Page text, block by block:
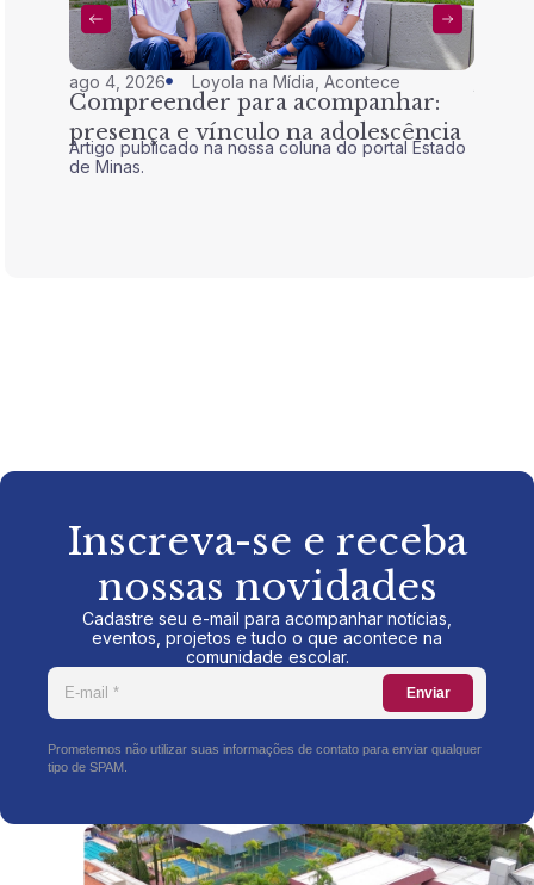
ago 4, 2026 Loyola na Mídia ,Acontece
Compreender para acompanhar:
presença e vínculo na adolescência
Artigo publicado na nossa coluna do portal Estado
de Minas.
Inscreva-se e receba
nossas novidades
Cadastre seu e-mail para acompanhar notícias,
eventos, projetos e tudo o que acontece na
comunidade escolar.
Enviar
Prometemos não utilizar suas informações de contato para enviar qualquer
tipo de SPAM.